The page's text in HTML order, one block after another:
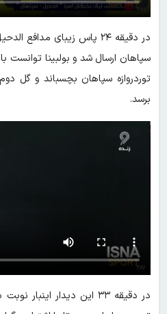
در دقیقه ۲۴ پاس زیبای
سپاهان ارسال شد و بولبینا توانست
توردروازه سپاهان بچسباند و گل
برسد.
در دقیقه ۳۳ این دیدار